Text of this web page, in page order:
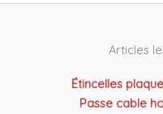
Articles
Étincelles
Passe cable